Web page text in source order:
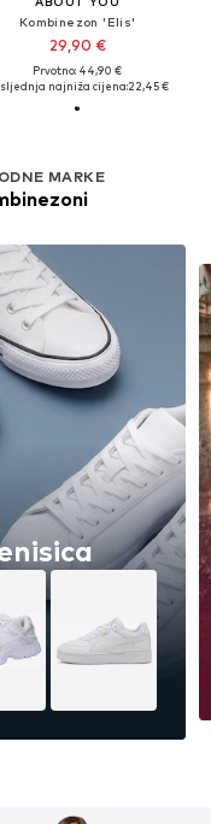
Kombinezon 'Elis'
29,90 €
Prvotno: 44,90 €
najniža cijena:22,45 €
MARKE